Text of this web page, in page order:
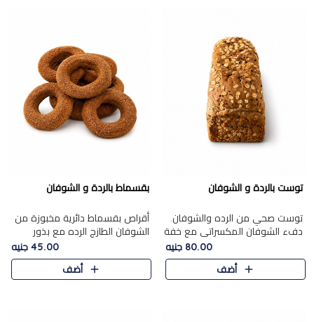
توست بالردة و الشوفان
توست صحي من الرده والشوفان.
دفء الشوفان المكسراتي مع خفة
80.00 جنيه
أضف
بقسماط بالردة و الشوفان
أقراص بقسماط دائرية مخبوزة من
الشوفان الطازج الرده مع بذور
مختارة. قرمشة الحبوب والبذور،
بداية صحية لكل صباح.
45.00 جنيه
أضف